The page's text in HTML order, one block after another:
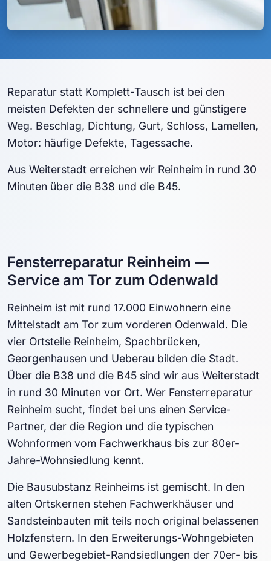
Reparatur statt Komplett-Tausch ist bei den
meisten Defekten der schnellere und günstigere
Weg. Beschlag, Dichtung, Gurt, Schloss, Lamellen,
Motor: häufige Defekte, Tagessache.
Aus Weiterstadt erreichen wir Reinheim in rund 30
Minuten über die B38 und die B45.
Fensterreparatur Reinheim —
Service am Tor zum Odenwald
Reinheim ist mit rund 17.000 Einwohnern eine
Mittelstadt am Tor zum vorderen Odenwald. Die
vier Ortsteile Reinheim, Spachbrücken,
Georgenhausen und Ueberau bilden die Stadt.
Über die B38 und die B45 sind wir aus Weiterstadt
in rund 30 Minuten vor Ort. Wer Fensterreparatur
Reinheim sucht, findet bei uns einen Service-
Partner, der die Region und die typischen
Wohnformen vom Fachwerkhaus bis zur 80er-
Jahre-Wohnsiedlung kennt.
Die Bausubstanz Reinheims ist gemischt. In den
alten Ortskernen stehen Fachwerkhäuser und
Sandsteinbauten mit teils noch original belassenen
Holzfenstern. In den Erweiterungs-Wohngebieten
und Gewerbegebiet-Randsiedlungen der 70er- bis